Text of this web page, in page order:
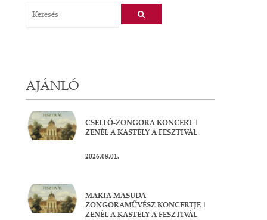
AJÁNLÓ
CSELLÓ-ZONGORA KONCERT |
ZENÉL A KASTÉLY A FESZTIVÁL
2026.08.01.
MARIA MASUDA
ZONGORAMŰVÉSZ KONCERTJE |
ZENÉL A KASTÉLY A FESZTIVÁL